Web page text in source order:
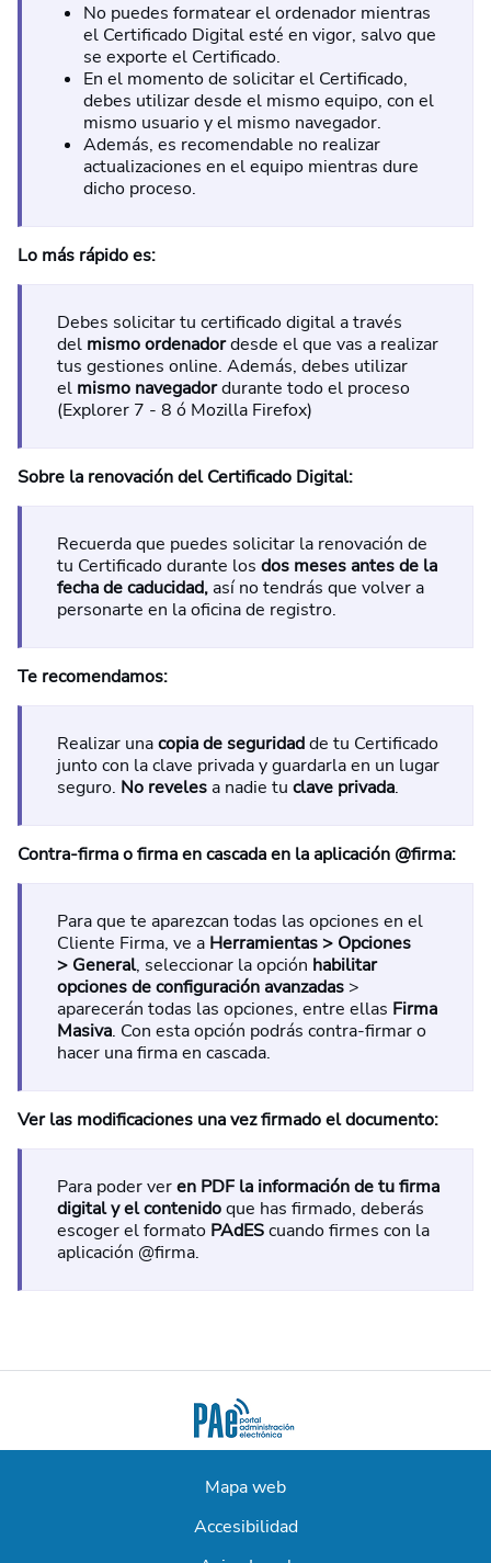
No puedes formatear el ordenador mientras
el Certificado Digital esté en vigor, salvo que
se exporte el Certificado.
En el momento de solicitar el Certificado,
debes utilizar desde el mismo equipo, con el
mismo usuario y el mismo navegador.
Además, es recomendable no realizar
actualizaciones en el equipo mientras dure
dicho proceso.
Lo más rápido es:
Debes solicitar tu certificado digital a través
del mismo ordenadordesde el que vas a realizar
tus gestiones online. Además, debes utilizar
el mismo navegadordurante todo el proceso
(Explorer 7 - 8 ó Mozilla Firefox)
Sobre la renovación del Certificado Digital:
Recuerda que puedes solicitar la renovación de
tu Certificado durante los dos meses antes de la
fecha de caducidad,así no tendrás que volver a
personarte en la oficina de registro.
Te recomendamos:
Realizar unacopia de seguridadde tu Certificado
junto con la clave privada y guardarla en un lugar
seguro. No revelesa nadie tu clave privada.
Contra-firma o firma en cascada en la aplicación @firma:
Para que te aparezcan todas las opciones en el
Cliente Firma, ve a Herramientas > Opciones
> General, seleccionar la opción habilitar
opciones de configuración avanzadas >
aparecerán todas las opciones, entre ellas Firma
Masiva. Con esta opción podrás contra-firmar o
hacer una firma en cascada.
Ver las modificaciones una vez firmado el documento:
Para poder veren PDF la información de tu firma
digital y el contenidoque has firmado, deberás
escoger el formato PAdEScuando firmes con la
aplicación @firma.
Mapa web
Accesibilidad